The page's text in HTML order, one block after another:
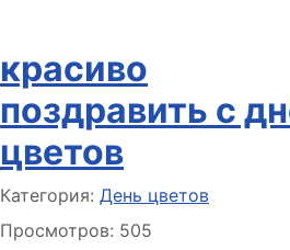
красиво
поздравить с
цветов
Информация о материале
Категория: День цветов
Просмотров: 505